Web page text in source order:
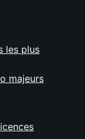
les plus
majeurs